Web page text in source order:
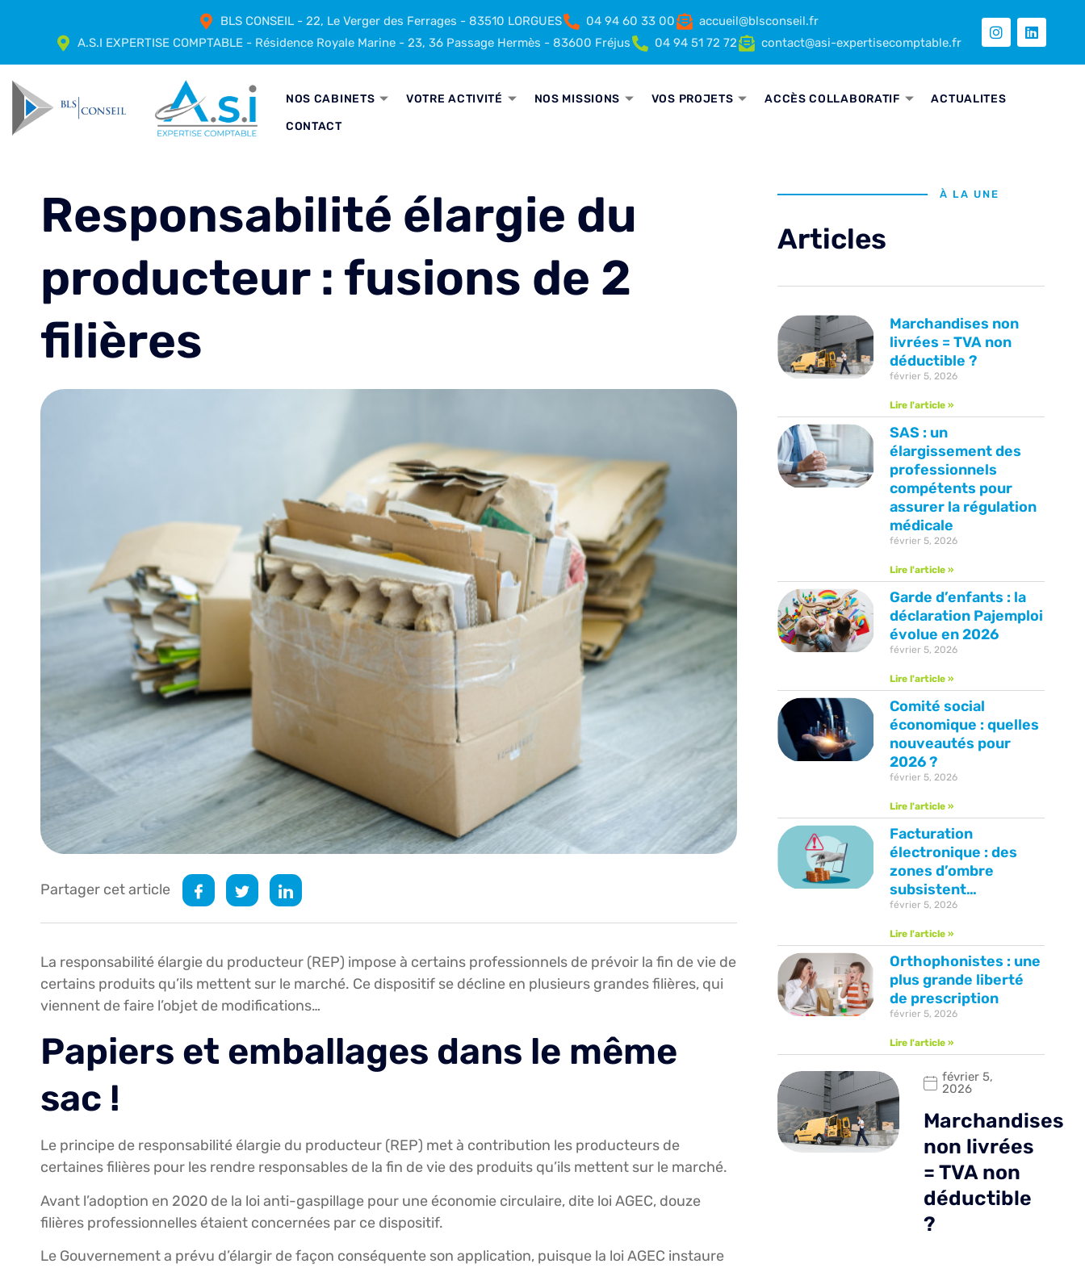
BLS CONSEIL - 22, Le Verger des Ferrages - 83510 LORGUES 04 94 60 33 00
accueil@blsconseil.fr
A.S.I EXPERTISE COMPTABLE - Résidence Royale Marine - 23, 36 Passage Hermès - 83600 Fréjus
04 94 51 72 72 contact@asi-expertisecomptable.fr
NOS CABINETS VOTRE ACTIVITÉ NOS MISSIONS VOS PROJETS ACCÈS COLLABORATIF
ACTUALITES
CONTACT
Responsabilité élargie du
producteur : fusions de 2
filières
Partager cet article
La responsabilité élargie du producteur (REP) impose à certains professionnels de prévoir la fin de vie de
certains produits qu’ils mettent sur le marché. Ce dispositif se décline en plusieurs grandes filières, qui
viennent de faire l’objet de modifications…
Papiers et emballages dans le même
sac !
Le principe de responsabilité élargie du producteur (REP) met à contribution les producteurs de
certaines filières pour les rendre responsables de la fin de vie des produits qu’ils mettent sur le marché.
Avant l’adoption en 2020 de la loi anti-gaspillage pour une économie circulaire, dite loi AGEC, douze
filières professionnelles étaient concernées par ce dispositif.
Le Gouvernement a prévu d’élargir de façon conséquente son application, puisque la loi AGEC instaure
À LA UNE
Articles
Marchandises non
livrées = TVA non
déductible ?
février 5, 2026
Lire l'article »
SAS : un
élargissement des
professionnels
compétents pour
assurer la régulation
médicale
février 5, 2026
Lire l'article »
Garde d’enfants : la
déclaration Pajemploi
évolue en 2026
février 5, 2026
Lire l'article »
Comité social
économique : quelles
nouveautés pour
2026 ?
février 5, 2026
Lire l'article »
Facturation
électronique : des
zones d’ombre
subsistent…
février 5, 2026
Lire l'article »
Orthophonistes : une
plus grande liberté
de prescription
février 5, 2026
Lire l'article »
février 5,
2026
Marchandises
non livrées
= TVA non
déductible
?